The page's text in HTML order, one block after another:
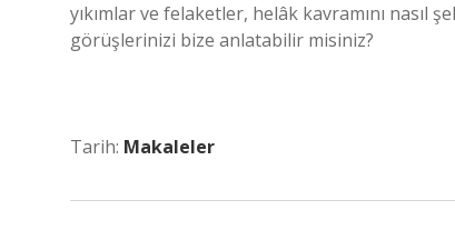
yıkımlar ve felaketler, helâk kavramını
görüşlerinizi bize anlatabilir misiniz?
Tarih: Makaleler